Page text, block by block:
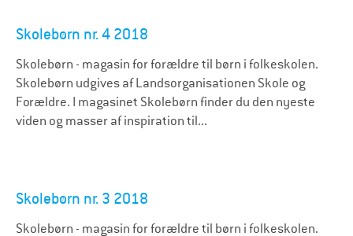
Skolebørn nr. 4 2018
Skolebørn - magasin for forældre til børn i folkeskolen.
Skolebørn udgives af Landsorganisationen Skole og
Forældre. I magasinet Skolebørn finder du den nyeste
viden og masser af inspiration til...
Skolebørn nr. 3 2018
Skolebørn - magasin for forældre til børn i folkeskolen.